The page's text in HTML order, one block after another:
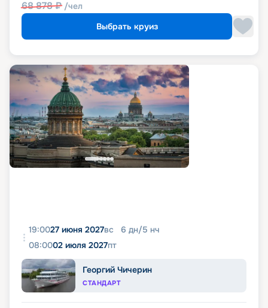
68 878₽ /чел
Выбрать круиз
19:0027 июня 2027вс 6 дн/5 нч
08:0002 июля 2027пт
Георгий Чичерин
СТАНДАРТ